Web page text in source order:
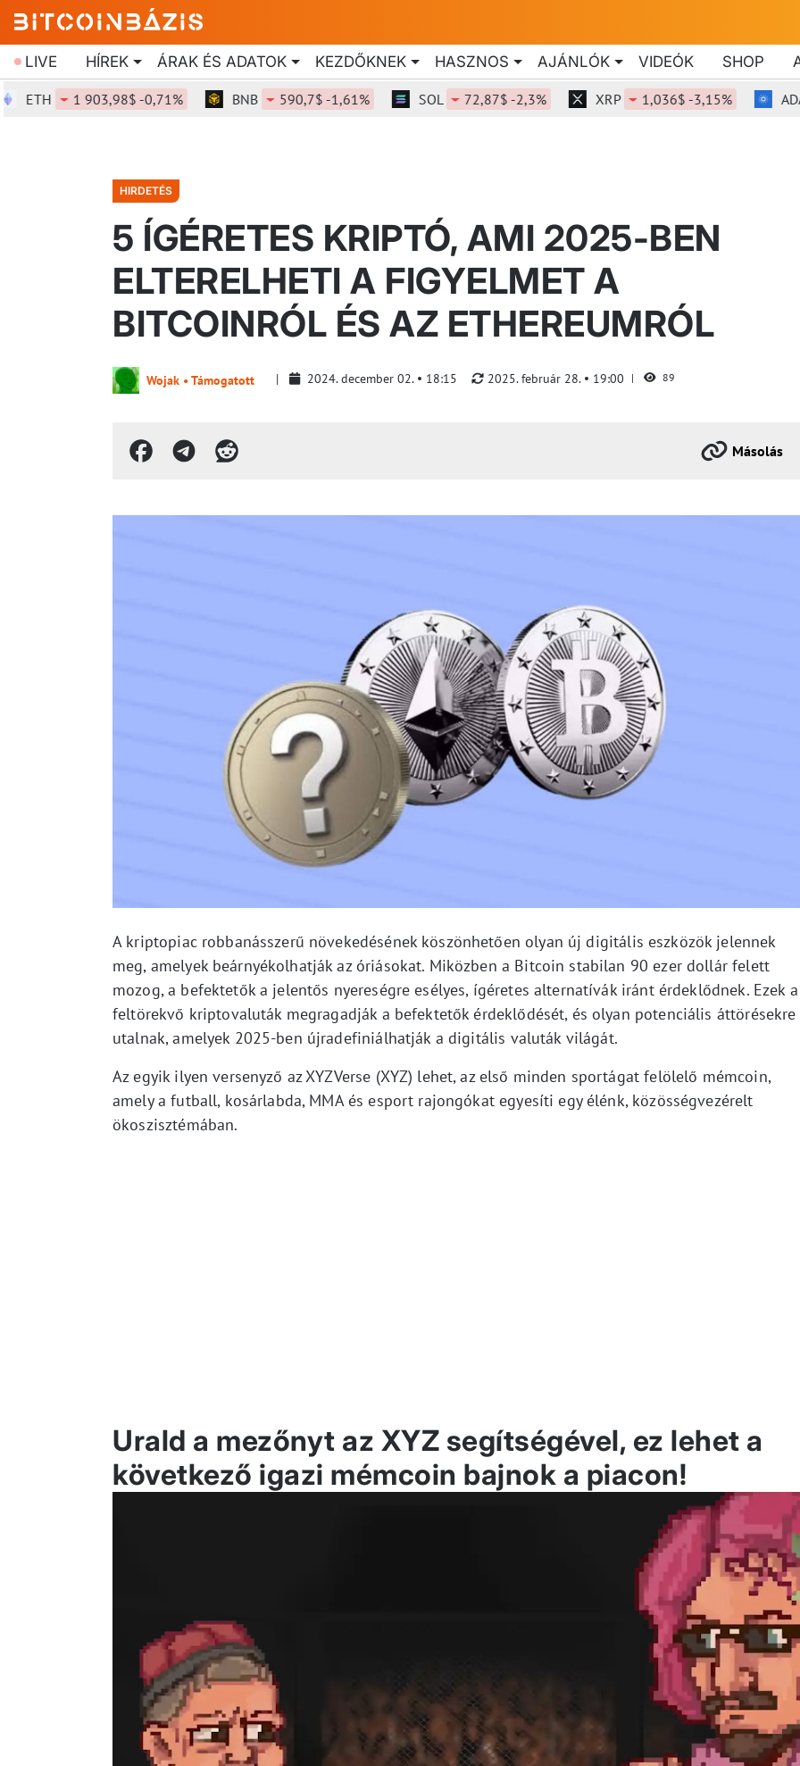
LIVE HÍREK ÁRAK ÉS ADATOK KEZDŐKNEK HASZNOS AJÁNLÓK VIDEÓK SHOP
1 903,98$ -0,71% BNB 590,7$ -1,61% SOL 72,87$ -2,3% XRP 1,036$ -3,15% ADA
HIRDETÉS
5 ÍGÉRETES KRIPTÓ, AMI 2025-BEN
ELTERELHETI A FIGYELMET A
BITCOINRÓL ÉS AZ ETHEREUMRÓL
Wojak • Támogatott 2024. december 02. 18:15 2025. február 28. 19:00 89
Másolás
A kriptopiac robbanásszerű növekedésének köszönhetően olyan új digitális eszközök jelennek
meg, amelyek beárnyékolhatják az óriásokat. Miközben a Bitcoin stabilan 90 ezer dollár felett
mozog, a befektetők a jelentős nyereségre esélyes, ígéretes alternatívák iránt érdeklődnek. Ezek a
feltörekvő kriptovaluták megragadják a befektetők érdeklődését, és olyan potenciális áttörésekre
utalnak, amelyek 2025-ben újradefiniálhatják a digitális valuták világát.
Az egyik ilyen versenyző az XYZVerse (XYZ) lehet, az első minden sportágat felölelő mémcoin,
amely a futball, kosárlabda, MMA és esport rajongókat egyesíti egy élénk, közösségvezérelt
ökoszisztémában.
Urald a mezőnyt az XYZ segítségével, ez lehet a
következő igazi mémcoin bajnok a piacon!